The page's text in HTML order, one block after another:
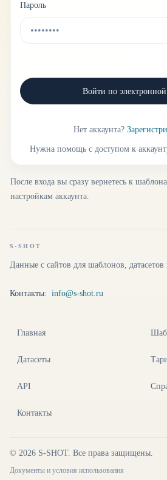
Пароль
Войти по
Нет аккаунта?
Нужна помощь с доступом к
После входа вы сразу вернетесь к
настройкам аккаунта.
S-SHOT
Данные с сайтов для шаблонов,
Контакты: info@s-shot.ru
Главная
Датасеты
API
Контакты
© 2026 S-SHOT. Все права защищены.
Документы и условия использования